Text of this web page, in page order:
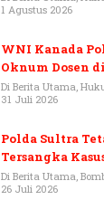
Menjadi Arena
1 Agustus 2026
WNI Kanada
Oknum Dosen
Terkait Aset
Di Berita Utama,
31 Juli 2026
Polda Sultra
Tersangka
Emas Ilegal di
Di Berita Utama,
26 Juli 2026